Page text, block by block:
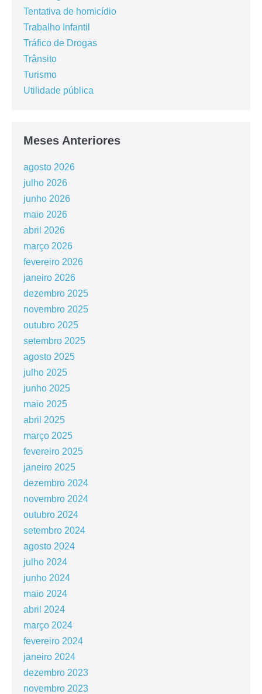
Tentativa de homicídio
Trabalho Infantil
Tráfico de Drogas
Trânsito
Turismo
Utilidade pública
Meses Anteriores
agosto 2026
julho 2026
junho 2026
maio 2026
abril 2026
março 2026
fevereiro 2026
janeiro 2026
dezembro 2025
novembro 2025
outubro 2025
setembro 2025
agosto 2025
julho 2025
junho 2025
maio 2025
abril 2025
março 2025
fevereiro 2025
janeiro 2025
dezembro 2024
novembro 2024
outubro 2024
setembro 2024
agosto 2024
julho 2024
junho 2024
maio 2024
abril 2024
março 2024
fevereiro 2024
janeiro 2024
dezembro 2023
novembro 2023